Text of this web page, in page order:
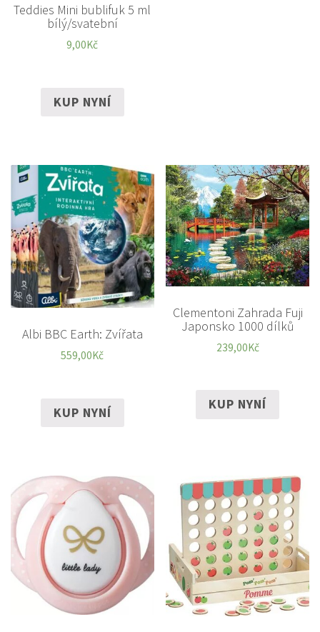
Teddies Mini bublifuk 5 ml
bílý/svatební
9,00Kč
KUP NYNÍ
Albi BBC Earth: Zvířata
559,00Kč
KUP NYNÍ
Clementoni Zahrada Fuji
Japonsko 1000 dílků
239,00Kč
KUP NYNÍ